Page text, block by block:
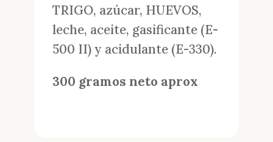
TRIGO, azúcar, HUEVOS,
leche, aceite, gasificante (E-
500 II) y acidulante (E-330).
300 gramos neto aprox